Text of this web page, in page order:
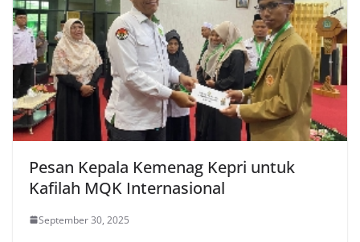
Pesan Kepala Kemenag Kepri untuk
Kafilah MQK Internasional
September 30, 2025